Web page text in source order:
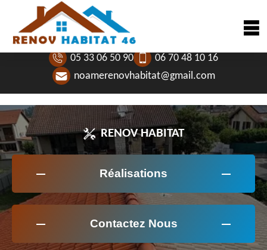
05 33 06 50 90
06 70 48 10 16
noamerenovhabitat@gmail.com
RENOV HABITAT
Réalisations
Contactez Nous